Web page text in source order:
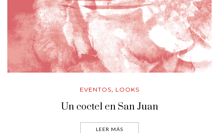
EVENTOS, LOOKS
Un coctel en San Juan
LEER MÁS